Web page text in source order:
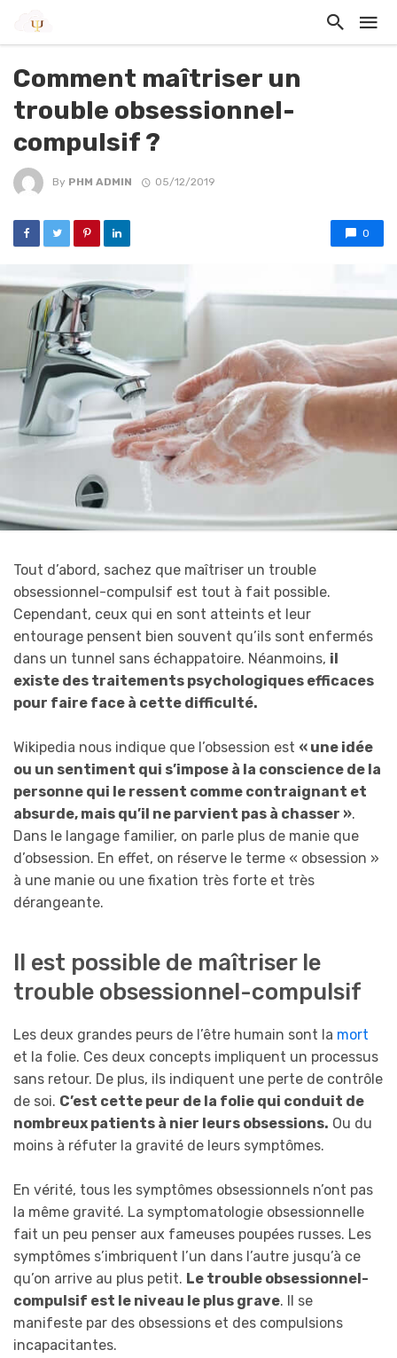
Comment maîtriser un
trouble obsessionnel-
compulsif ?
By PHM ADMIN 05/12/2019
0
Tout d’abord, sachez que maîtriser un trouble
obsessionnel-compulsif est tout à fait possible.
Cependant, ceux qui en sont atteints et leur
entourage pensent bien souvent qu’ils sont enfermés
dans un tunnel sans échappatoire. Néanmoins, il
existe des traitements psychologiques efficaces
pour faire face à cette difficulté.
Wikipedia nous indique que l’obsession est « une idée
ou un sentiment qui s’impose à la conscience de la
personne qui le ressent comme contraignant et
absurde, mais qu’il ne parvient pas à chasser ».
Dans le langage familier, on parle plus de manie que
d’obsession. En effet, on réserve le terme « obsession »
à une manie ou une fixation très forte et très
dérangeante.
Il est possible de maîtriser le
trouble obsessionnel-compulsif
Les deux grandes peurs de l’être humain sont la mort
et la folie. Ces deux concepts impliquent un processus
sans retour. De plus, ils indiquent une perte de contrôle
de soi. C’est cette peur de la folie qui conduit de
nombreux patients à nier leurs obsessions. Ou du
moins à réfuter la gravité de leurs symptômes.
En vérité, tous les symptômes obsessionnels n’ont pas
la même gravité. La symptomatologie obsessionnelle
fait un peu penser aux fameuses poupées russes. Les
symptômes s’imbriquent l’un dans l’autre jusqu’à ce
qu’on arrive au plus petit. Le trouble obsessionnel-
compulsif est le niveau le plus grave. Il se
manifeste par des obsessions et des compulsions
incapacitantes.